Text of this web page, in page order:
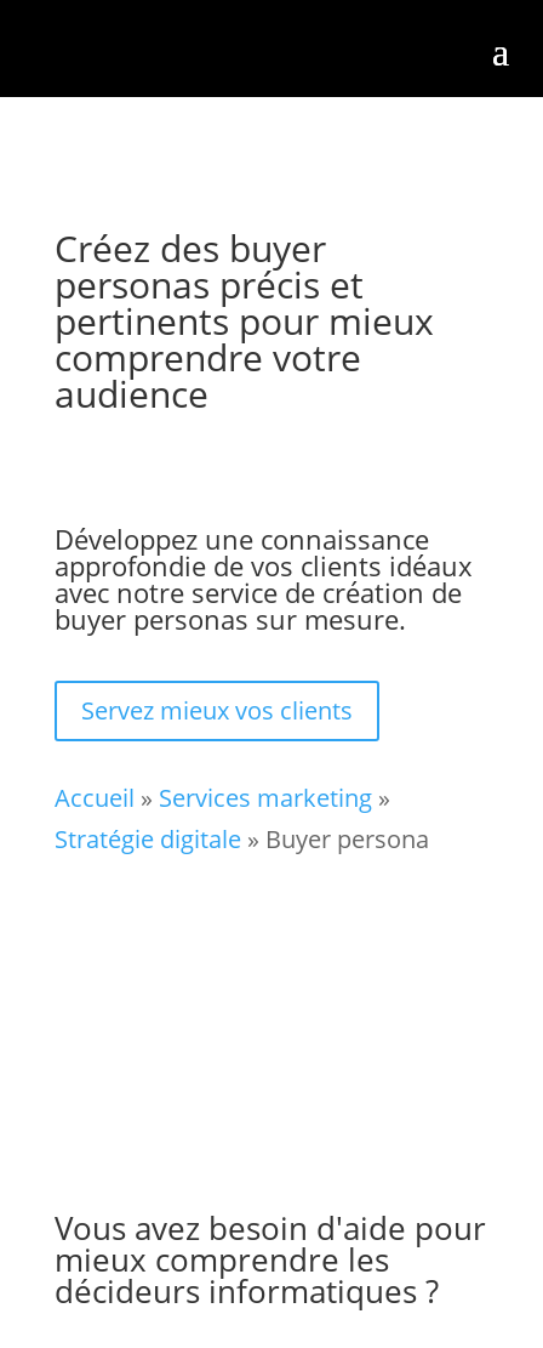
Créez des buyer
personas précis et
pertinents pour mieux
comprendre votre
audience
Développez une connaissance
approfondie de vos clients idéaux
avec notre service de création de
buyer personas sur mesure.
Servez mieux vos clients
Accueil » Services marketing»
Stratégie digitale» Buyer persona
Vous avez besoin d'aide pour
mieux comprendre les
décideurs informatiques ?